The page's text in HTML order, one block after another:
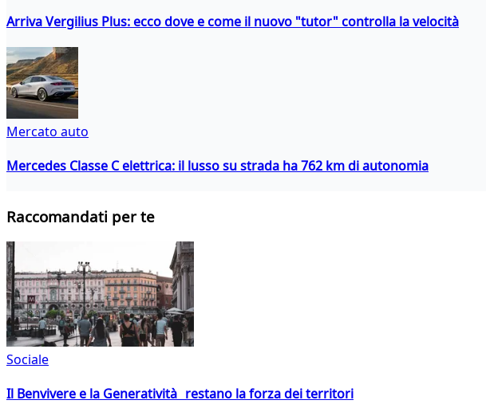
Arriva Vergilius Plus: ecco dove e come il nuovo "tutor" controlla la velocità
Mercato auto
Mercedes Classe C elettrica: il lusso su strada ha 762 km di autonomia
Raccomandati per te
Sociale
Il Benvivere e la Generatività restano la forza dei territori